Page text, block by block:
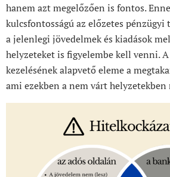
hanem azt megelőzően is fontos.
kulcsfontosságú az előzetes pénzügyi
a jelenlegi jövedelmek és kiadások
helyzeteket is figyelembe kell venni.
kezelésének alapvető eleme a
ami ezekben a nem várt